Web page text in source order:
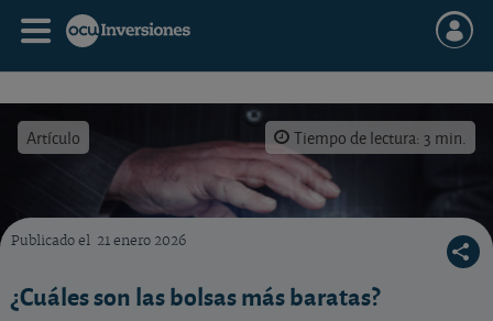
Artículo Tiempo de lectura: 3 min.
Publicado el 21 enero 2026
¿Cuáles son las bolsas más baratas?